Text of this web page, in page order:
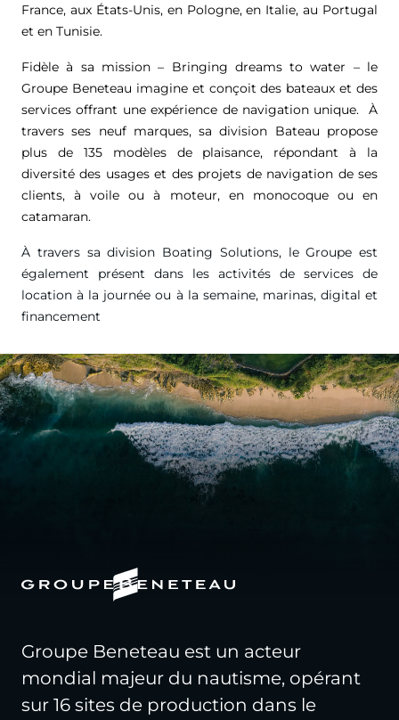
France, aux États-Unis, en Pologne, en Italie, au Portugal
et en Tunisie.
Fidèle à sa mission – Bringing dreams to water – le
Groupe Beneteau imagine et conçoit des bateaux et des
services offrant une expérience de navigation unique. À
travers ses neuf marques, sa division Bateau propose
plus de 135 modèles de plaisance, répondant à la
diversité des usages et des projets de navigation de ses
clients, à voile ou à moteur, en monocoque ou en
catamaran.
À travers sa division Boating Solutions, le Groupe est
également présent dans les activités de services de
location à la journée ou à la semaine, marinas, digital et
financement
Groupe Beneteau est un acteur
mondial majeur du nautisme, opérant
sur 16 sites de production dans le